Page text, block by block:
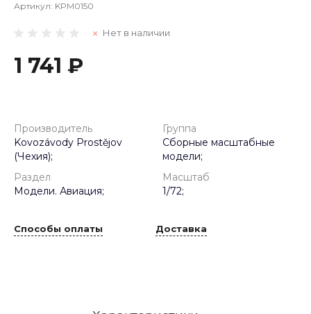
Артикул: KPM0150
Нет в наличии
1 741 ₽
Производитель
Kovozávody Prostějov
(Чехия);
Группа
Сборные масштабные
модели;
Раздел
Модели. Авиация;
Масштаб
1/72;
Способы оплаты Доставка